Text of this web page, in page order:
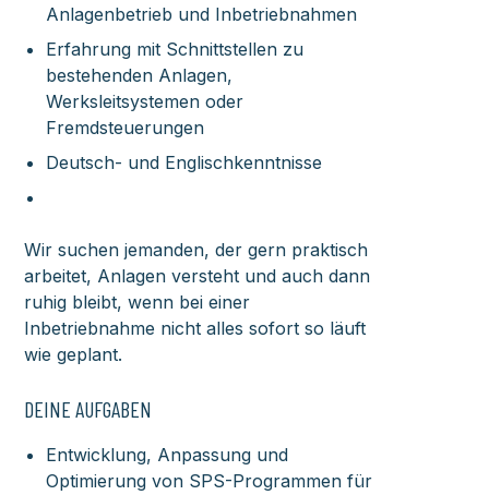
Anlagenbetrieb und Inbetriebnahmen
Erfahrung mit Schnittstellen zu
bestehenden Anlagen,
Werksleitsystemen oder
Fremdsteuerungen
Deutsch- und Englischkenntnisse
Wir suchen jemanden, der gern praktisch
arbeitet, Anlagen versteht und auch dann
ruhig bleibt, wenn bei einer
Inbetriebnahme nicht alles sofort so läuft
wie geplant.
DEINE AUFGABEN
Entwicklung, Anpassung und
Optimierung von SPS-Programmen für